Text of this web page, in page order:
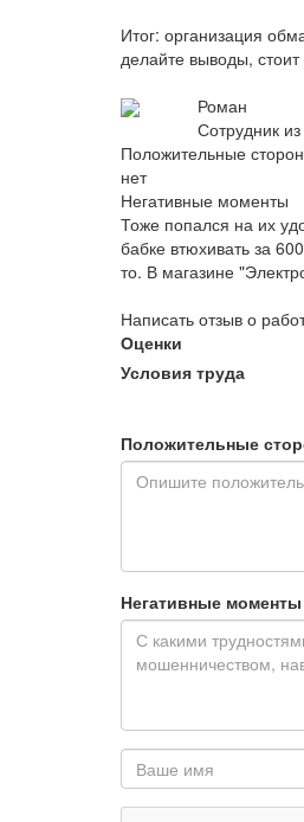
Итог: организация
делайте выводы, стоит
Роман
Сотрудник
Положительные
нет
Негативные моменты
Тоже попался на их
бабке втюхивать за
то. В магазине
Написать отзыв о
Оценки
Условия труда
Положительные
Негативные моменты